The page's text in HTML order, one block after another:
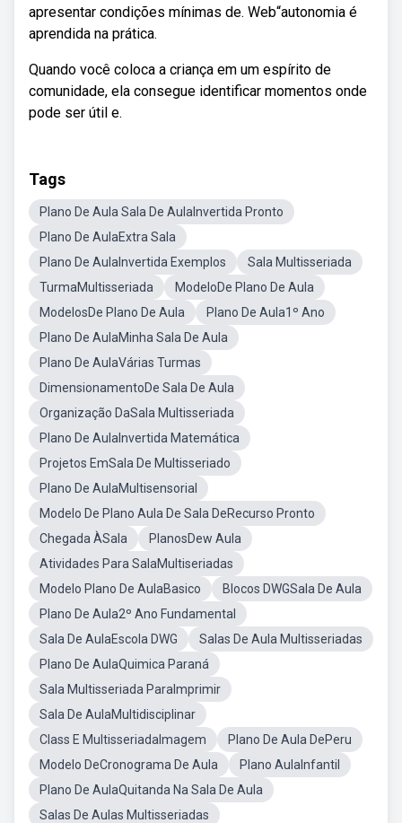
apresentar condições mínimas de. Web“autonomia é
aprendida na prática.
Quando você coloca a criança em um espírito de
comunidade, ela consegue identificar momentos onde
pode ser útil e.
Tags
Plano De Aula Sala De AulaInvertida Pronto
Plano De AulaExtra Sala
Plano De AulaInvertida Exemplos
Sala Multisseriada
TurmaMultisseriada
ModeloDe Plano De Aula
ModelosDe Plano De Aula
Plano De Aula1º Ano
Plano De AulaMinha Sala De Aula
Plano De AulaVárias Turmas
DimensionamentoDe Sala De Aula
Organização DaSala Multisseriada
Plano De AulaInvertida Matemática
Projetos EmSala De Multisseriado
Plano De AulaMultisensorial
Modelo De Plano Aula De Sala DeRecurso Pronto
Chegada ÀSala
PlanosDew Aula
Atividades Para SalaMultiseriadas
Modelo Plano De AulaBasico
Blocos DWGSala De Aula
Plano De Aula2º Ano Fundamental
Sala De AulaEscola DWG
Salas De Aula Multisseriadas
Plano De AulaQuimica Paraná
Sala Multisseriada ParaImprimir
Sala De AulaMultidisciplinar
Class E MultisseriadaImagem
Plano De Aula DePeru
Modelo DeCronograma De Aula
Plano AulaInfantil
Plano De AulaQuitanda Na Sala De Aula
Salas De Aulas Multisseriadas